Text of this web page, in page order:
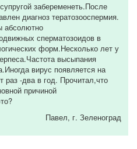
забеременеть.После
диагноз тератозооспермия.
абсолютно
сперматозоидов в
форм.Несколько лет у
высыпания
вирус появляется на
раз -два в год. Прочитал,что
причиной
Павел, г. Зеленоград